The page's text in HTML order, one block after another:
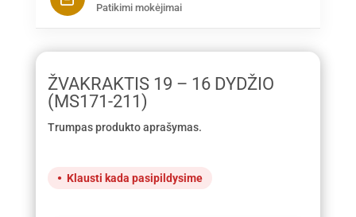
Patikimi mokėjimai
ŽVAKRAKTIS 19 – 16 DYDŽIO
(MS171-211)
Trumpas produkto aprašymas.
Klausti kada pasipildysime